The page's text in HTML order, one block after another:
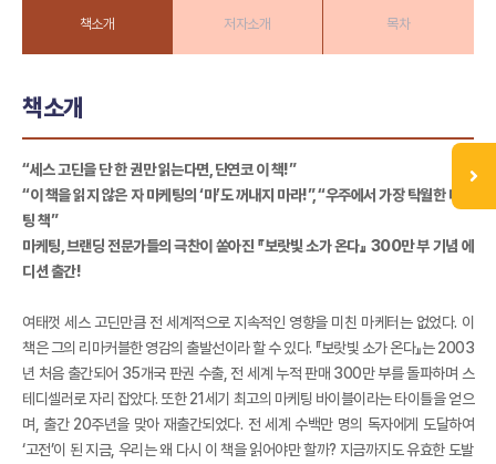
책소개 저자소개 목차
책소개
“세스 고딘을 단 한 권만 읽는다면, 단연코 이 책!”
“이 책을 읽지 않은 자 마케팅의 ‘마’도 꺼내지 마라!”, “우주에서 가장 탁월한 마케
팅 책”
마케팅, 브랜딩 전문가들의 극찬이 쏟아진 『보랏빛 소가 온다』 300만 부 기념 에
디션 출간!
여태껏 세스 고딘만큼 전 세계적으로 지속적인 영향을 미친 마케터는 없었다. 이
책은 그의 리마커블한 영감의 출발선이라 할 수 있다. 『보랏빛 소가 온다』는 2003
년 처음 출간되어 35개국 판권 수출, 전 세계 누적 판매 300만 부를 돌파하며 스
테디셀러로 자리 잡았다. 또한 21세기 최고의 마케팅 바이블이라는 타이틀을 얻으
며, 출간 20주년을 맞아 재출간되었다. 전 세계 수백만 명의 독자에게 도달하여
‘고전’이 된 지금, 우리는 왜 다시 이 책을 읽어야만 할까? 지금까지도 유효한 도발